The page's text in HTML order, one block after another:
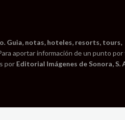
Guia, notas, hoteles, resorts, tours,
aportar información de un punto por
por Editorial Imágenes de Sonora, S.